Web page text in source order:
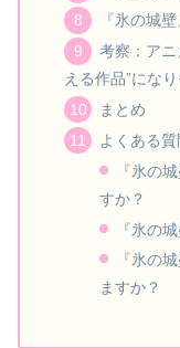
『氷の城
考察：アニ
える作品”になり
まとめ
よくある質
『氷の
すか？
『氷の
『氷の
ますか？